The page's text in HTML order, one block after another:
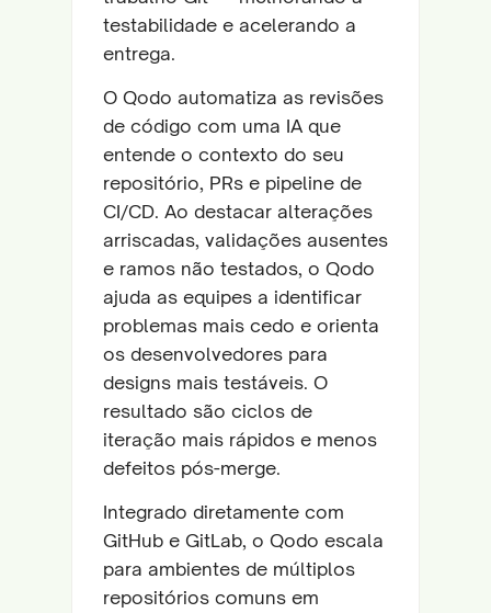
testabilidade e acelerando a
entrega.
O Qodo automatiza as revisões
de código com uma IA que
entende o contexto do seu
repositório, PRs e pipeline de
CI/CD. Ao destacar alterações
arriscadas, validações ausentes
e ramos não testados, o Qodo
ajuda as equipes a identificar
problemas mais cedo e orienta
os desenvolvedores para
designs mais testáveis. O
resultado são ciclos de
iteração mais rápidos e menos
defeitos pós-merge.
Integrado diretamente com
GitHub e GitLab, o Qodo escala
para ambientes de múltiplos
repositórios comuns em